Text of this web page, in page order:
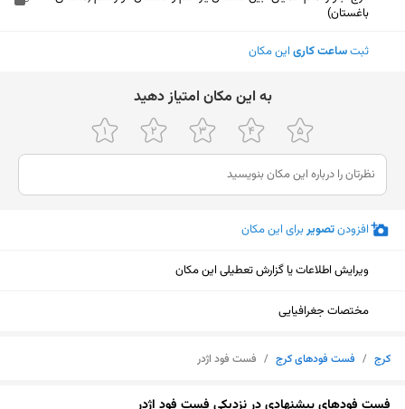
باغستان)
ثبتساعت کاری این مکان
ﺑﻪ اﯾﻦ ﻣﮑﺎن اﻣﺘﯿﺎز دﻫﯿﺪ
افزودنتصویربرای این مکان
ویرایش اطلاعات یا گزارش تعطیلی این مکان
مختصات جغرافیایی
کرج / فست فودهای کرج / فست فود اژدر